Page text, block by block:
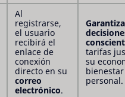
Al
registrarse,
el usuario
recibirá el
enlace de
conexión
directo en su
correo
electrónico.
tarifas
su
bienestar
personal.